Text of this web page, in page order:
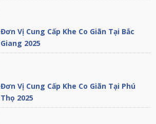
Đơn Vị Cung Cấp Khe Co Giãn Tại Bắc
Giang 2025
Đơn Vị Cung Cấp Khe Co Giãn Tại Phú
Thọ 2025